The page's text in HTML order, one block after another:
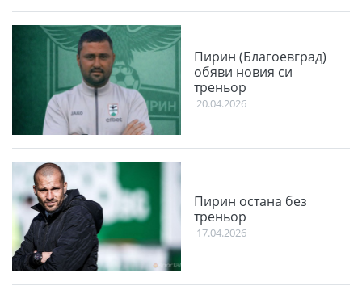
Пирин (Благоевград)
обяви новия си
треньор
20.04.2026
Пирин остана без
треньор
17.04.2026